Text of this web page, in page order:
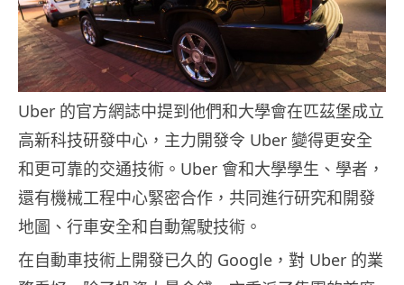
Uber 的官方網誌中提到他們和大學會在匹茲堡成立
高新科技研發中心，主力開發令 Uber 變得更安全
和更可靠的交通技術。Uber 會和大學學生、學者，
還有機械工程中心緊密合作，共同進行研究和開發
地圖、行車安全和自動駕駛技術。
在自動車技術上開發已久的 Google，對 Uber 的業